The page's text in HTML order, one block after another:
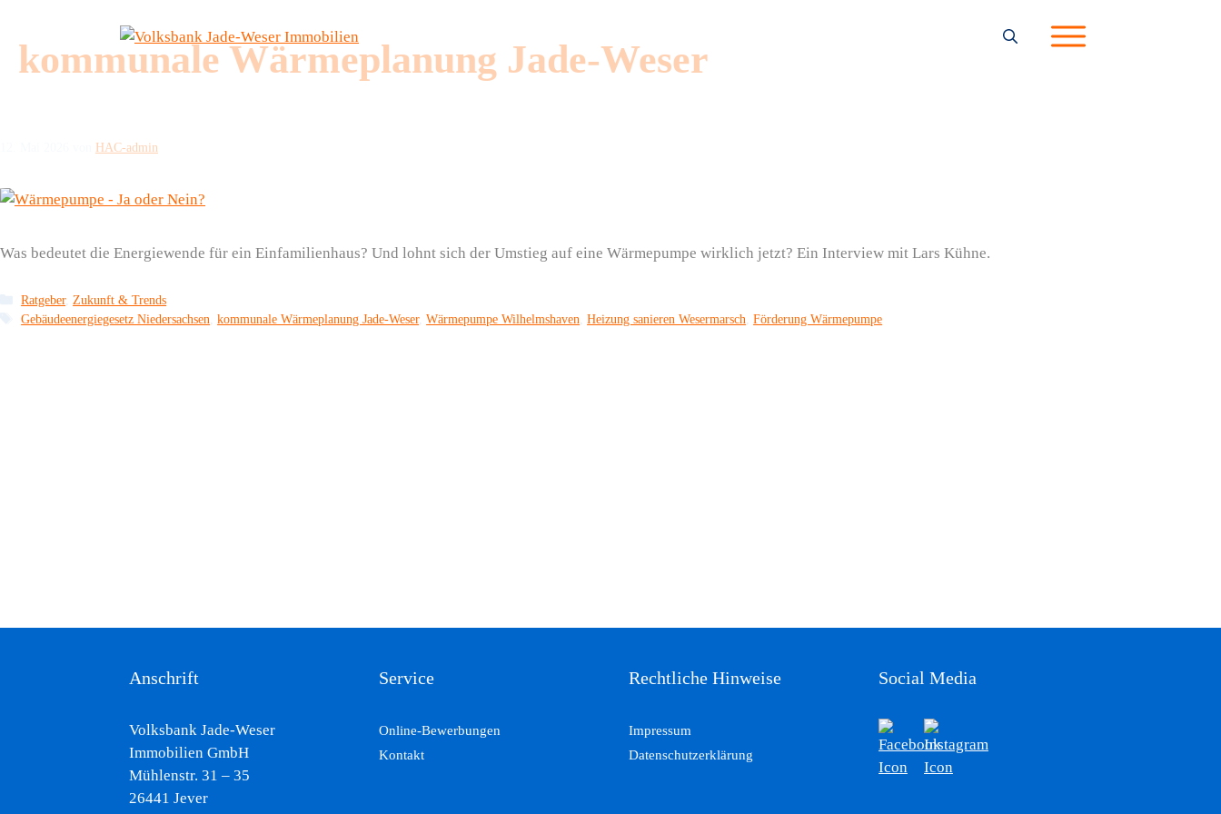
springen
kommunale Wärmeplanung Jade-Weser
HAC-admin
Was bedeutet die Energiewende für ein Einfamilienhaus? Und lohnt sich der Umstieg auf eine Wärmepumpe wirklich jetzt? Ein Interview mit Lars Kühne.
Kategorien
Ratgeber, Zukunft & Trends
Schlagwörter
Gebäudeenergiegesetz Niedersachsen ,kommunale Wärmeplanung Jade-Weser,Wärmepumpe Wilhelmshaven ,Heizung sanieren Wesermarsch ,Förderung Wärmepumpe
Anschrift
Volksbank Jade-Weser
Immobilien GmbH
Mühlenstr. 31 – 35
26441 Jever
Service
Online-Bewerbungen
Kontakt
Rechtliche Hinweise
Impressum
Datenschutzerklärung
Social Media